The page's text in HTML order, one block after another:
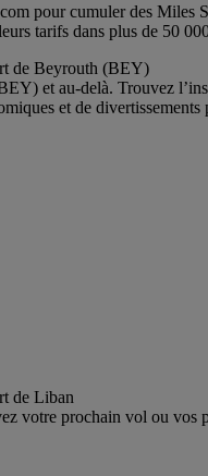
pour cumuler des Miles
tarifs dans plus de 50
de Beyrouth (BEY)
et au-delà. Trouvez
et de
de Liban
votre prochain vol ou vos